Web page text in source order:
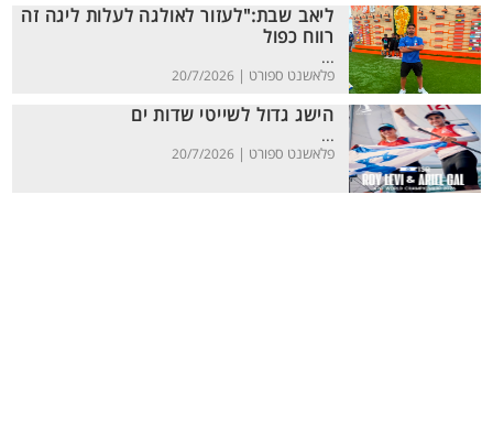
ליאב שבת:"לעזור לאולגה לעלות ליגה זה
רווח כפול
...
פלאשנט ספורט | 20/7/2026
הישג גדול לשייטי שדות ים
...
פלאשנט ספורט | 20/7/2026